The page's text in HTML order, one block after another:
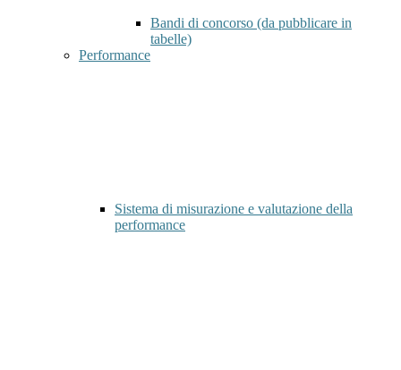
Bandi di concorso (da pubblicare in
tabelle)
Performance
Sistema di misurazione e valutazione della
performance